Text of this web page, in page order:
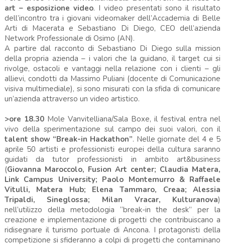
art – esposizione video. I video presentati sono il risultato
dell’incontro tra i giovani videomaker dell’Accademia di Belle
Arti di Macerata e Sebastiano Di Diego, CEO dell’azienda
Network Professionale di Osimo (AN).
A partire dal racconto di Sebastiano Di Diego sulla mission
della propria azienda – i valori che la guidano, il target cui si
rivolge, ostacoli e vantaggi nella relazione con i clienti – gli
allievi, condotti da Massimo Puliani (docente di Comunicazione
visiva multimediale), si sono misurati con la sfida di comunicare
un’azienda attraverso un video artistico.
>ore 18.30 Mole Vanvitelliana/Sala Boxe, il festival entra nel
vivo della sperimentazione sul campo dei suoi valori, con il
talent show “Break-in Hackathon”. Nelle giornate del 4 e 5
aprile 50 artisti e professionisti europei della cultura saranno
guidati da tutor professionisti in ambito art&business
(Giovanna Maroccolo, Fusion Art center; Claudia Matera,
Link Campus University; Paolo Montemurro & Raffaele
Vitulli, Matera Hub; Elena Tammaro, Creaa; Alessia
Tripaldi, Sineglossa; Milan Vracar, Kulturanova)
nell’utilizzo della metodologia “break-in the desk” per la
creazione e implementazione di progetti che contribuiscano a
ridisegnare il turismo portuale di Ancona. I protagonisti della
competizione si sfideranno a colpi di progetti che contaminano